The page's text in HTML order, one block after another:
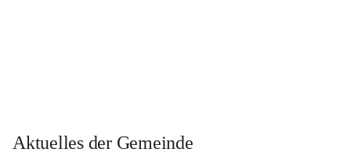
Aktuelles der Gemeinde